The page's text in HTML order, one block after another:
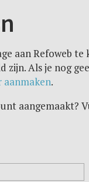
aan Refoweb te
zijn. Als je nog
aanmaken.
aangemaakt?